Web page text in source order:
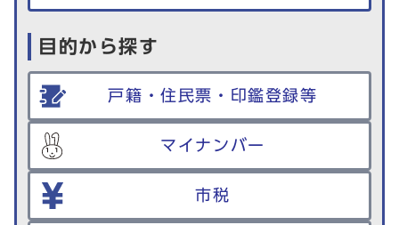
目的から探す
戸籍・住民票・印鑑登録等
マイナンバー
市税